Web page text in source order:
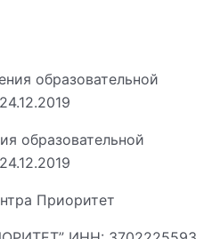
образовательной